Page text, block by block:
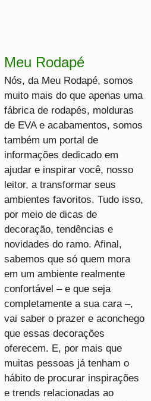
Meu Rodapé
Nós, da Meu Rodapé, somos
muito mais do que apenas uma
fábrica de rodapés, molduras
de EVA e acabamentos, somos
também um portal de
informações dedicado em
ajudar e inspirar você, nosso
leitor, a transformar seus
ambientes favoritos. Tudo isso,
por meio de dicas de
decoração, tendências e
novidades do ramo. Afinal,
sabemos que só quem mora
em um ambiente realmente
confortável – e que seja
completamente a sua cara –,
vai saber o prazer e aconchego
que essas decorações
oferecem. E, por mais que
muitas pessoas já tenham o
hábito de procurar inspirações
e trends relacionadas ao